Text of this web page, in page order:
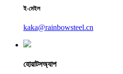
ই-মেইল
kaka@rainbowsteel.cn
হোয়াটসঅ্যাপ